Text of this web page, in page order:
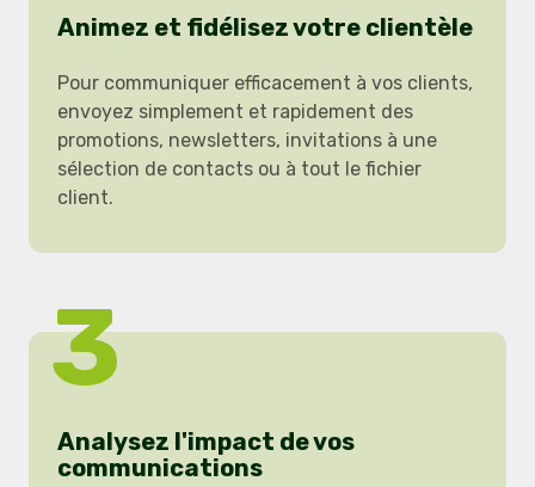
Animez et fidélisez votre clientèle
Pour communiquer efficacement à vos clients,
envoyez simplement et rapidement des
promotions, newsletters, invitations à une
sélection de contacts ou à tout le fichier
client.
3
Analysez l'impact de vos
communications